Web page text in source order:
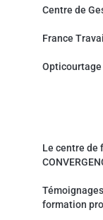
Centre de
France
Opticourtage
Le centre de
formation